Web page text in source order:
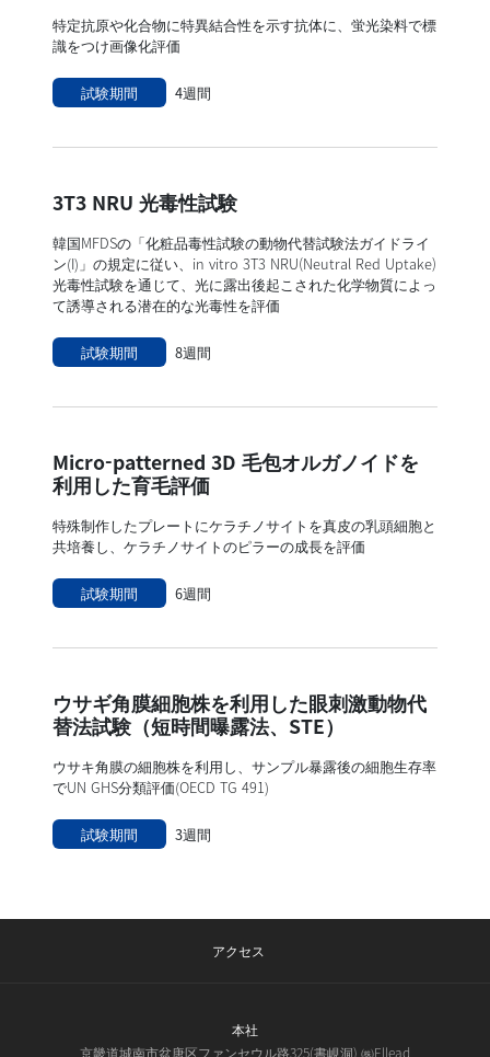
特定抗原や化合物に特異結合性を示す抗体に、蛍光染料で標
識をつけ画像化評価
試験期間 4週間
3T3 NRU 光毒性試験
韓国MFDSの「化粧品毒性試験の動物代替試験法ガイドライ
ン(I)」の規定に従い、in vitro 3T3 NRU(Neutral Red Uptake)
光毒性試験を通じて、光に露出後起こされた化学物質によっ
て誘導される潜在的な光毒性を評価
試験期間 8週間
Micro-patterned 3D 毛包オルガノイドを
利用した育毛評価
特殊制作したプレートにケラチノサイトを真皮の乳頭細胞と
共培養し、ケラチノサイトのピラーの成長を評価
試験期間 6週間
ウサギ角膜細胞株を利用した眼刺激動物代
替法試験（短時間曝露法、STE）
ウサキ角膜の細胞株を利用し、サンプル暴露後の細胞生存率
でUN GHS分類評価(OECD TG 491)
試験期間 3週間
アクセス
本社
京畿道城南市盆唐区ファンセウル路325(書峴洞) ㈱Ellead